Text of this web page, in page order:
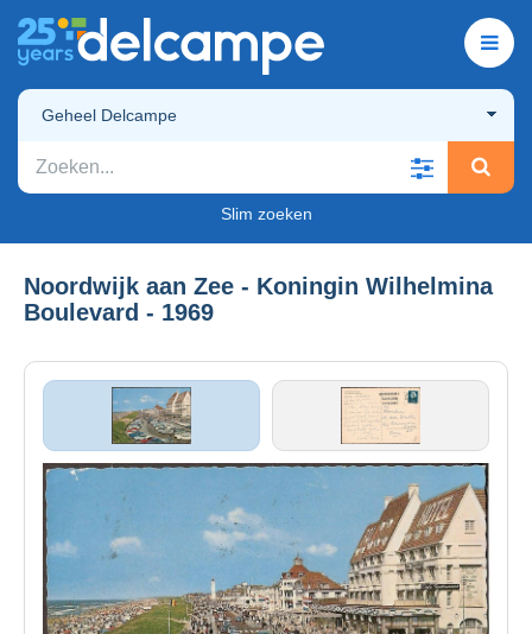
Geheel Delcampe
Slim zoeken
Noordwijk aan Zee - Koningin Wilhelmina
Boulevard - 1969